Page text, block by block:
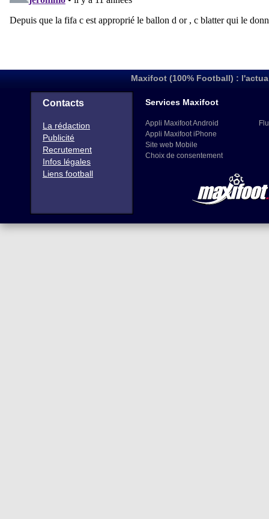
Maxifoot (100% Football) :
Contacts
La rédaction
Publicité
Recrutement
Infos légales
Liens football
Services Maxifoot
Appli Maxifoot Android
Appli Maxifoot iPhone
Site web Mobile
Choix de consentement